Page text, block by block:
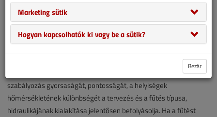
Alapkövetelmény, hogy a felhasználó saját igényeinek megfelelő
szabályozás gyorsaságát, pontosságát, a helyiségek
hőmérsékletének különbségét a tervezés és a fűtés típusa,
hidraulikájának kialakítása jelentősen befolyásolja. Ha a fűtést
Marketing sütik
Hogyan kapcsolhatók ki vagy be a sütik?
Bezár